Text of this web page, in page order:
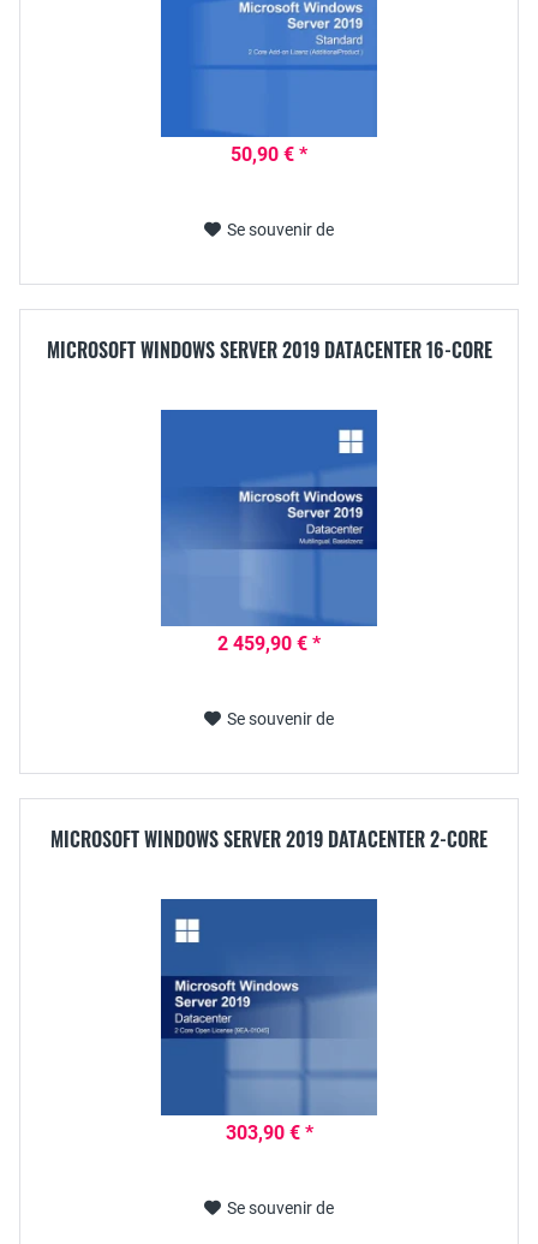
50,90 € *
Se souvenir de
MICROSOFT WINDOWS SERVER 2019 DATACENTER 16-CORE
2 459,90 € *
Se souvenir de
MICROSOFT WINDOWS SERVER 2019 DATACENTER 2-CORE
303,90 € *
Se souvenir de